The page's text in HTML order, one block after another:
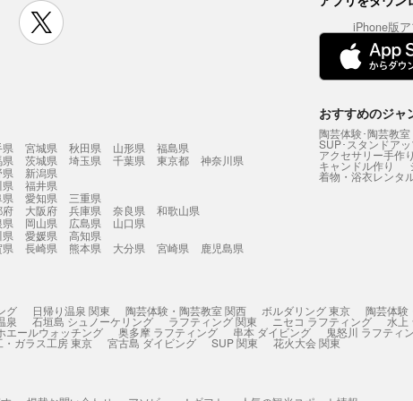
instagram
iPhone版ア
宮城県 秋田県 山形県
福島県
茨城県 埼玉県 千葉県 東京都
神奈川県
新潟県
福井県
愛知県
三重県
府 大阪府 兵庫県 奈良県
和歌山県
岡山県 広島県
山口県
愛媛県
高知県
長崎県 熊本県 大分県 宮崎県
鹿児島県
おすすめのジャ
陶芸体験･陶芸教室
SUP･スタンドア
アクセサリー手作
キャンドル作り
着物・浴衣レンタ
グ 日帰り温泉 関東 陶芸体験・陶芸教室 関西 ボルダリング 東京 陶芸体験
泉 石垣島 シュノーケリング ラフティング 関東 ニセコ ラフティング 水上
エールウォッチング 奥多摩 ラフティング 串本 ダイビング 鬼怒川 ラフティ
・ガラス工房 東京 宮古島 ダイビング SUP 関東 花火大会 関東